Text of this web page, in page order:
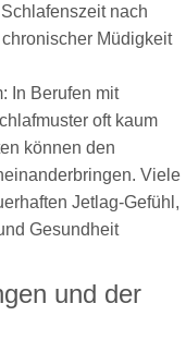
nach
Müdigkeit
In Berufen mit
oft kaum
können den
Viele
Jetlag-Gefühl,
Gesundheit
und der